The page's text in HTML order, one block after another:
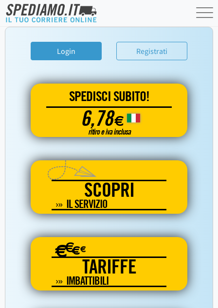
Login Registrati
SPEDISCI SUBITO!
6,78€
ritiro e iva inclusa
SCOPRI
IL SERVIZIO
€€€€
TARIFFE
IMBATTIBILI